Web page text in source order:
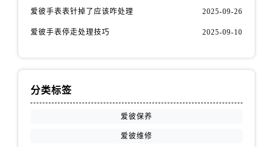
江西省景德镇市珠山区珠山中路爱彼售后服务中心（需提前预约）
江西省南昌市红谷滩新区红谷中大道998号绿地双子塔（中央广场）A1座办公楼14层1407室爱彼售后服务中心（需提前预约）
爱彼手表表针掉了应该咋处理 2025-09-26
爱彼手表停走处理技巧 2025-09-10
分类标签
爱彼保养
爱彼维修